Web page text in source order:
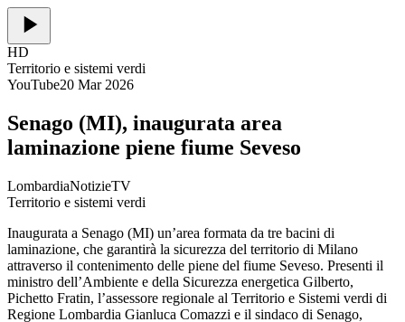
HD
Territorio e sistemi verdi
YouTube20 Mar 2026
Senago (MI), inaugurata area
laminazione piene fiume Seveso
LombardiaNotizieTV
Territorio e sistemi verdi
Inaugurata a Senago (MI) un’area formata da tre bacini di
laminazione, che garantirà la sicurezza del territorio di Milano
attraverso il contenimento delle piene del fiume Seveso. Presenti il
ministro dell’Ambiente e della Sicurezza energetica Gilberto,
Pichetto Fratin, l’assessore regionale al Territorio e Sistemi verdi di
Regione Lombardia Gianluca Comazzi e il sindaco di Senago,